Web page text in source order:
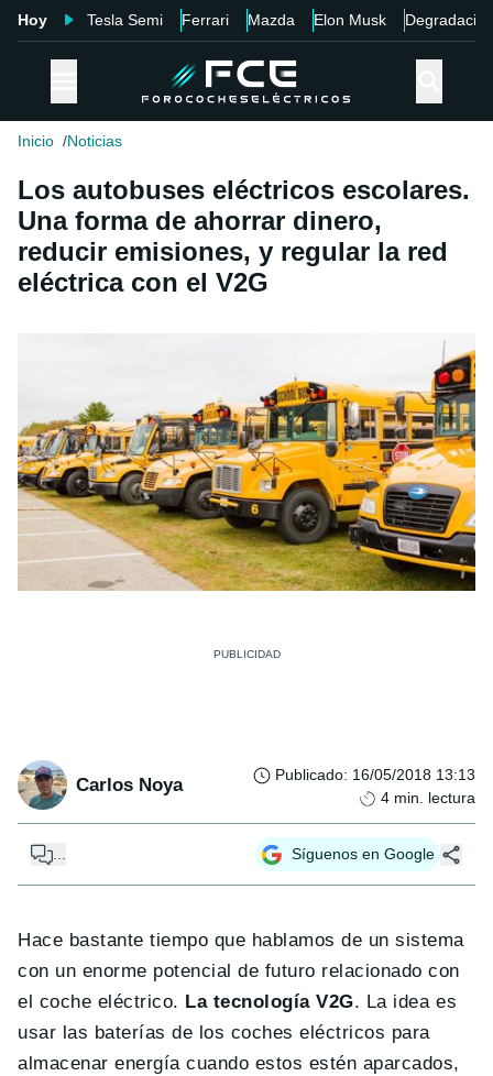
Hoy Tesla Semi Ferrari Mazda Elon Musk Degradación
Inicio Noticias
Los autobuses eléctricos escolares.
Una forma de ahorrar dinero,
reducir emisiones, y regular la red
eléctrica con el V2G
Carlos Noya Publicado: 16/05/2018 13:13
4 min. lectura
... Síguenos en Google
Hace bastante tiempo que hablamos de un sistema
con un enorme potencial de futuro relacionado con
el coche eléctrico. La tecnología V2G. La idea es
usar las baterías de los coches eléctricos para
almacenar energía cuando estos estén aparcados,